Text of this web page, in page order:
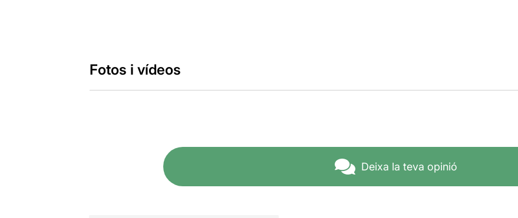
Fotos i vídeos
Deixa la teva opinió